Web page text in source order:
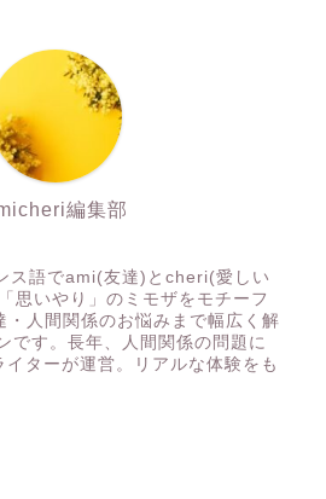
編集部
ス語でami(友達)とcheri(愛しい
思いやり」のミモザをモチーフ
・人間関係のお悩みまで幅広く解
です。長年、人間関係の問題に
ターが運営。リアルな体験をも